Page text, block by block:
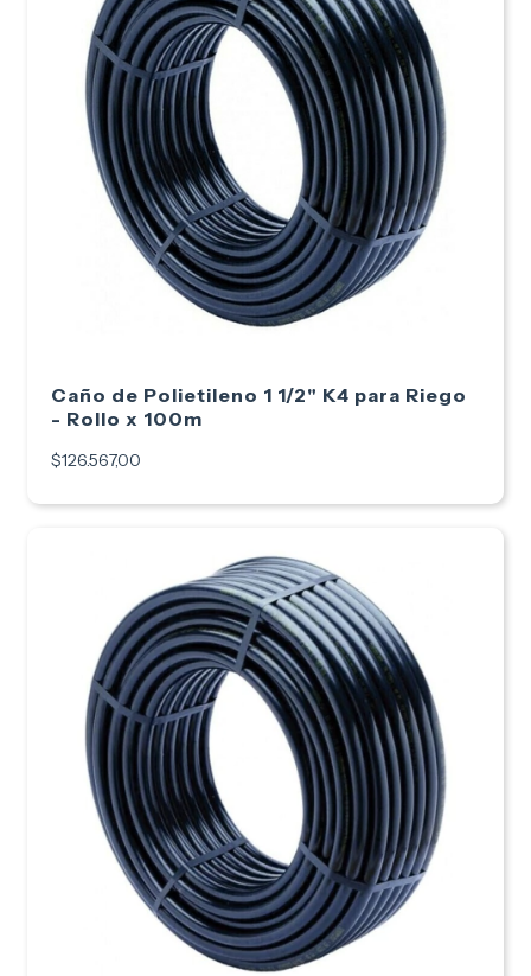
Caño de Polietileno 1 1/2" K4 para Riego
- Rollo x 100m
$126.567,00